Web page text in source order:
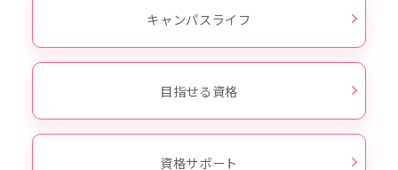
キャンパスライフ
目指せる資格
資格サポート